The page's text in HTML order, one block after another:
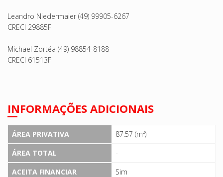
Leandro Niedermaier (49) 99905-6267
CRECI 29885F
Michael Zortéa (49) 98854-8188
CRECI 61513F
INFORMAÇÕES ADICIONAIS
ÁREA PRIVATIVA
87.57 (m²)
ÁREA TOTAL
-
ACEITA FINANCIAR
Sim